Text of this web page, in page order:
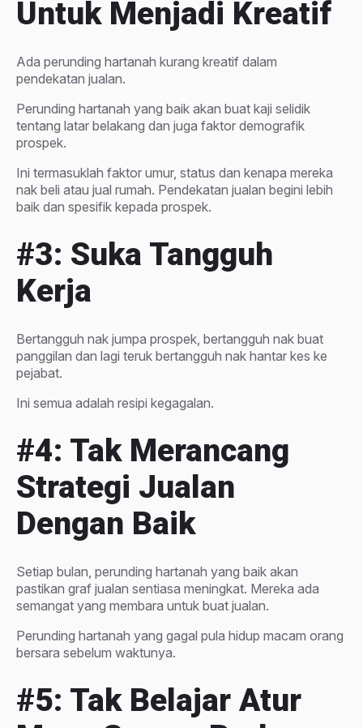
Untuk Menjadi Kreatif
Ada perunding hartanah kurang kreatif dalam
pendekatan jualan.
Perunding hartanah yang baik akan buat kaji selidik
tentang latar belakang dan juga faktor demografik
prospek.
Ini termasuklah faktor umur, status dan kenapa mereka
nak beli atau jual rumah. Pendekatan jualan begini lebih
baik dan spesifik kepada prospek.
#3: Suka Tangguh
Kerja
Bertangguh nak jumpa prospek, bertangguh nak buat
panggilan dan lagi teruk bertangguh nak hantar kes ke
pejabat.
Ini semua adalah resipi kegagalan.
#4: Tak Merancang
Strategi Jualan
Dengan Baik
Setiap bulan, perunding hartanah yang baik akan
pastikan graf jualan sentiasa meningkat. Mereka ada
semangat yang membara untuk buat jualan.
Perunding hartanah yang gagal pula hidup macam orang
bersara sebelum waktunya.
#5: Tak Belajar Atur